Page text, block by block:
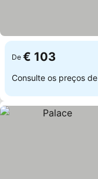
De € 103
Consulte os preços de